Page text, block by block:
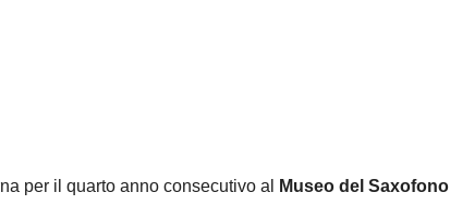
per il quarto anno consecutivo al Museo del Saxofono